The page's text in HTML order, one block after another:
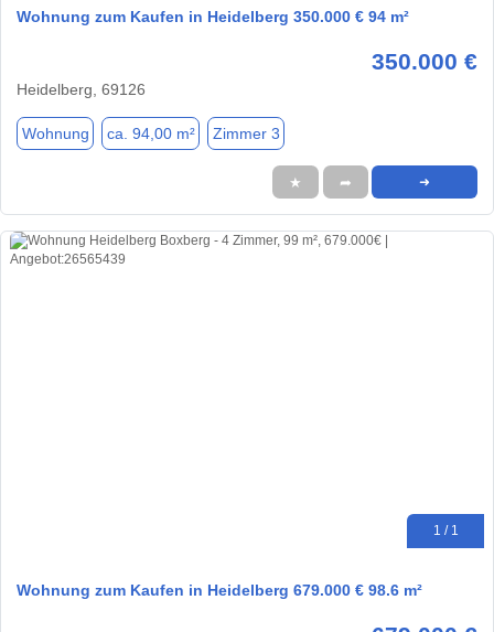
Wohnung zum Kaufen in Heidelberg 350.000 € 94 m²
350.000 €
Heidelberg, 69126
Wohnung ca. 94,00 m² Zimmer 3
★ ➦ ➜
1 / 1
Wohnung zum Kaufen in Heidelberg 679.000 € 98.6 m²